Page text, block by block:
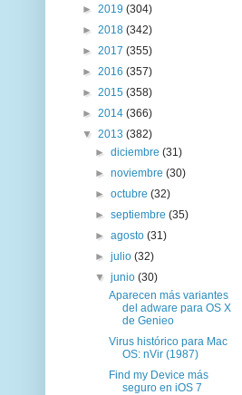
► 2019 (304)
► 2018 (342)
► 2017 (355)
► 2016 (357)
► 2015 (358)
► 2014 (366)
▼ 2013 (382)
►diciembre(31)
►noviembre(30)
►octubre(32)
►septiembre(35)
►agosto(31)
►julio(32)
▼junio(30)
Aparecen más variantes
del adware para OS X
de Genieo
Virus histórico para Mac
OS: nVir (1987)
Find my Device más
seguro en iOS 7